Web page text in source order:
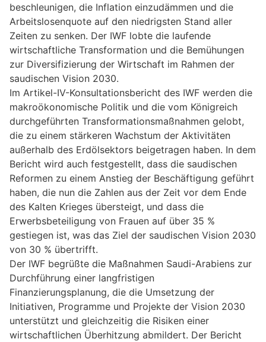
beschleunigen, die Inflation einzudämmen und die
Arbeitslosenquote auf den niedrigsten Stand aller
Zeiten zu senken. Der IWF lobte die laufende
wirtschaftliche Transformation und die Bemühungen
zur Diversifizierung der Wirtschaft im Rahmen der
saudischen Vision 2030.
Im Artikel-IV-Konsultationsbericht des IWF werden die
makroökonomische Politik und die vom Königreich
durchgeführten Transformationsmaßnahmen gelobt,
die zu einem stärkeren Wachstum der Aktivitäten
außerhalb des Erdölsektors beigetragen haben. In dem
Bericht wird auch festgestellt, dass die saudischen
Reformen zu einem Anstieg der Beschäftigung geführt
haben, die nun die Zahlen aus der Zeit vor dem Ende
des Kalten Krieges übersteigt, und dass die
Erwerbsbeteiligung von Frauen auf über 35 %
gestiegen ist, was das Ziel der saudischen Vision 2030
von 30 % übertrifft.
Der IWF begrüßte die Maßnahmen Saudi-Arabiens zur
Durchführung einer langfristigen
Finanzierungsplanung, die die Umsetzung der
Initiativen, Programme und Projekte der Vision 2030
unterstützt und gleichzeitig die Risiken einer
wirtschaftlichen Überhitzung abmildert. Der Bericht